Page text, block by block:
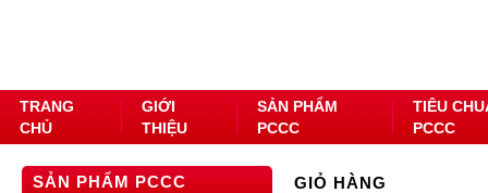
TRANG
CHỦ
GIỚI
THIỆU
SẢN PHẨM
PCCC
TIÊU
PCCC
SẢN PHẨM PCCC GIỎ HÀNG